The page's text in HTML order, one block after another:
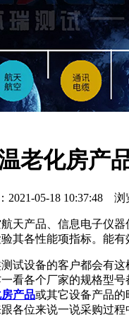
老化房产
05-18 10:37:48 浏
天产品、信息电子仪
其各性能项指标。能
试设备的客户都会有
看各个厂家的规格型
产品或其它设备产品
各位来说一说采购过程